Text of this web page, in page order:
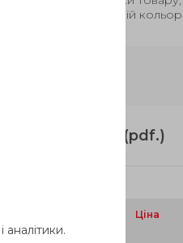
товар у базовій
Інструкція (pdf.)
Ціна